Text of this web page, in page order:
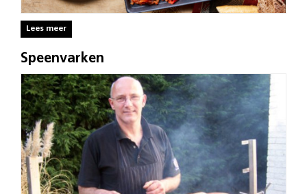
Lees meer
Speenvarken